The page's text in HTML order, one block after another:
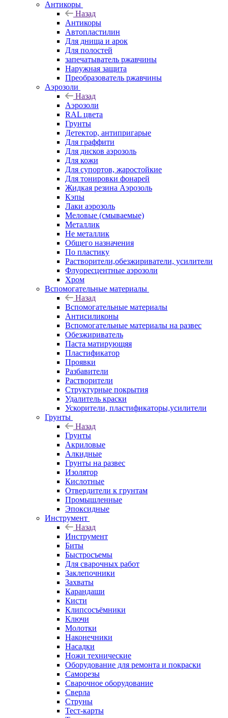
Антикоры
Назад
Антикоры
Автопластилин
Для днища и арок
Для полостей
запечатыватель ржавчины
Наружная защита
Преобразователь ржавчины
Аэрозоли
Назад
Аэрозоли
RAL цвета
Грунты
Детектор, антипригарые
Для граффити
Для дисков аэрозоль
Для кожи
Для супортов, жаростойкие
Для тонировки фонарей
Жидкая резина Аэрозоль
Кэпы
Лаки аэрозоль
Меловые (смываемые)
Металлик
Не металлик
Общего назначения
По пластику
Растворители,обезжириватели, усилители
Флуоресцентные аэрозоли
Хром
Вспомогательные материалы
Назад
Вспомогательные материалы
Антисиликоны
Вспомогательные материалы на развес
Обезжириватель
Паста матирующяя
Пластификатор
Проявки
Разбавители
Растворители
Структурные покрытия
Удалитель краски
Ускорители, пластификаторы,усилители
Грунты
Назад
Грунты
Акриловые
Алкидные
Грунты на развес
Изолятор
Кислотные
Отвердители к грунтам
Промышленные
Эпоксидные
Инструмент
Назад
Инструмент
Биты
Быстросъемы
Для сварочных работ
Заклепочники
Захваты
Карандаши
Кисти
Клипсосъёмники
Ключи
Молотки
Наконечники
Насадки
Ножи технические
Оборудование для ремонта и покраски
Саморезы
Сварочное оборудование
Сверла
Струны
Тест-карты